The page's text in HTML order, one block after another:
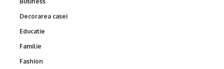
Decorarea casei
Educatie
Familie
Fashion